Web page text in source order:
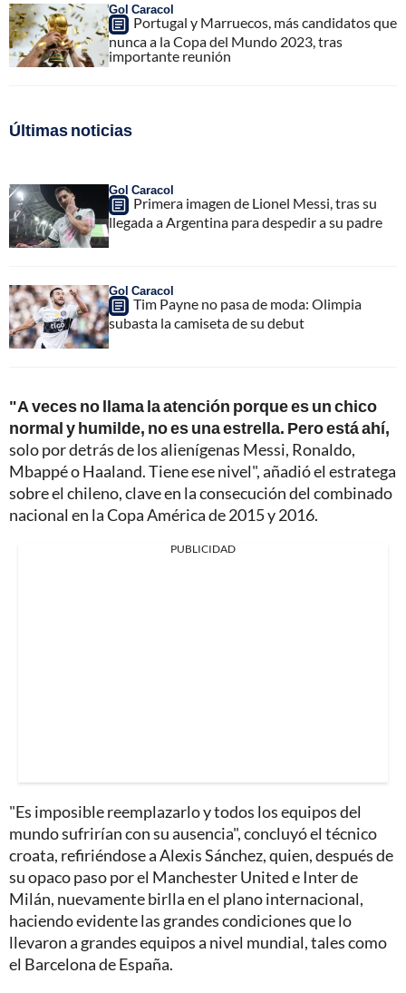
Gol Caracol
Portugal y Marruecos, más candidatos que
nunca a la Copa del Mundo 2023, tras
importante reunión
Últimas noticias
Gol Caracol
Primera imagen de Lionel Messi, tras su
llegada a Argentina para despedir a su padre
Gol Caracol
Tim Payne no pasa de moda: Olimpia
subasta la camiseta de su debut
"A veces no llama la atención porque es un chico
normal y humilde, no es una estrella. Pero está ahí,
solo por detrás de los alienígenas Messi, Ronaldo,
Mbappé o Haaland. Tiene ese nivel", añadió el estratega
sobre el chileno, clave en la consecución del combinado
nacional en la Copa América de 2015 y 2016.
PUBLICIDAD
"Es imposible reemplazarlo y todos los equipos del
mundo sufrirían con su ausencia", concluyó el técnico
croata, refiriéndose a Alexis Sánchez, quien, después de
su opaco paso por el Manchester United e Inter de
Milán, nuevamente birlla en el plano internacional,
haciendo evidente las grandes condiciones que lo
llevaron a grandes equipos a nivel mundial, tales como
el Barcelona de España.